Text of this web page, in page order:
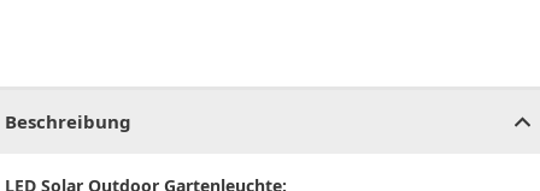
Beschreibung
LED Solar Outdoor Gartenleuchte: